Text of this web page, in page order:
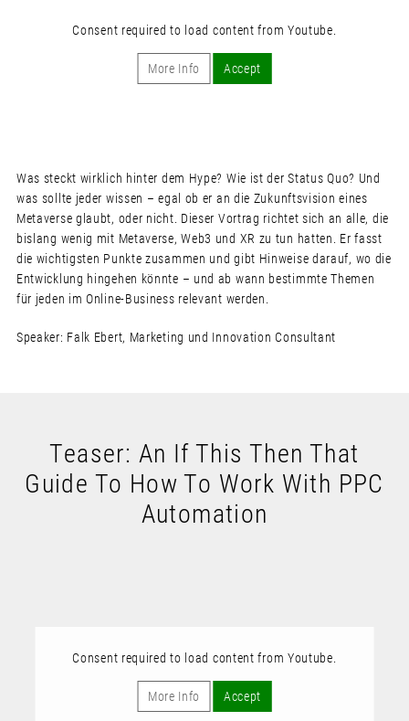
Consent required to load content from Youtube.
More Info Accept
Was steckt wirklich hinter dem Hype? Wie ist der Status Quo? Und
was sollte jeder wissen – egal ob er an die Zukunftsvision eines
Metaverse glaubt, oder nicht. Dieser Vortrag richtet sich an alle, die
bislang wenig mit Metaverse, Web3 und XR zu tun hatten. Er fasst
die wichtigsten Punkte zusammen und gibt Hinweise darauf, wo die
Entwicklung hingehen könnte – und ab wann bestimmte Themen
für jeden im Online-Business relevant werden.
Speaker: Falk Ebert, Marketing und Innovation Consultant
Teaser: An If This Then That
Guide To How To Work With PPC
Automation
Consent required to load content from Youtube.
More Info Accept